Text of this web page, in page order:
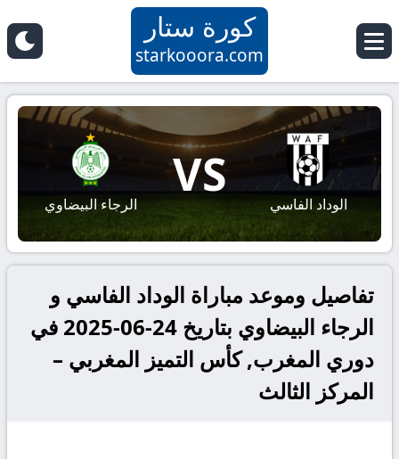
كورة ستار
starkooora.com
الوداد الفاسي
VS
الرجاء البيضاوي
تفاصيل وموعد مباراة الوداد الفاسي و
الرجاء البيضاوي بتاريخ 24-06-2025 في
دوري المغرب, كأس التميز المغربي –
المركز الثالث